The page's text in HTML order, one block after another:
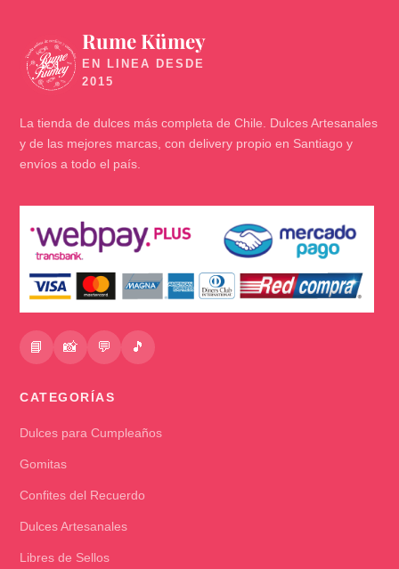
🍬
Rume Kümey
La tienda de dulces más completa de Chile. Dulces Artesanales
y de las mejores marcas, con delivery propio en Santiago y
envíos a todo el país.
📘 📸 💬 🎵
CATEGORÍAS
Dulces para Cumpleaños
Gomitas
Confites del Recuerdo
Dulces Artesanales
Libres de Sellos